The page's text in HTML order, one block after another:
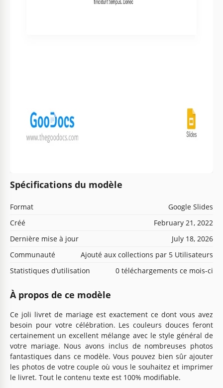
Spécifications du modèle
Format
Google Slides
Créé
February 21, 2022
Dernière mise à jour
July 18, 2026
Communauté
Ajouté aux collections par 5 Utilisateurs
Statistiques d’utilisation
0 téléchargements ce mois-ci
À propos de ce modèle
Ce joli livret de mariage est exactement ce dont vous avez
besoin pour votre célébration. Les couleurs douces feront
certainement un excellent mélange avec le style général de
votre mariage. Nous avons inclus de nombreuses photos
fantastiques dans ce modèle. Vous pouvez bien sûr ajouter
les photos de votre couple où vous le souhaitez et imprimer
le livret. Tout le contenu texte est 100% modifiable.